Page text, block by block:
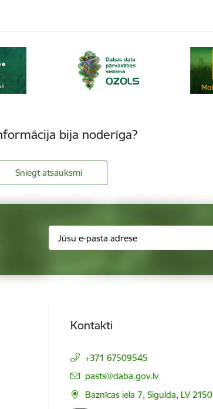
bija noderīga?
Sniegt atsauksmi
Kontakti
+371 67509545
E-pasts:
pasts@daba.gov.lv
Baznīcas iela 7, Sigulda, LV 2150